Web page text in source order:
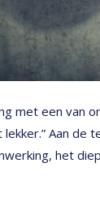
met een van
Aan de
het